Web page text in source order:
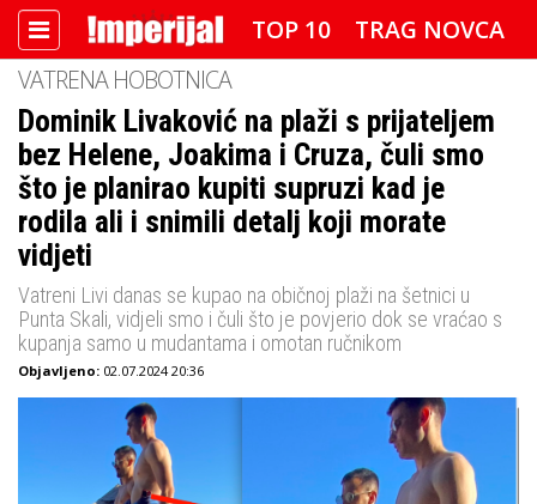
TOP 10
TRAG NOVCA
DETEKTOR
FOTO SPECIJAL
IMPERIJAL VIDEO
RADAR
IMPERIJAL & FREETIME
IMPERIJALOVE POZNATE FACE
VATRENA HOBOTNICA
Dominik Livaković na plaži s prijateljem
bez Helene, Joakima i Cruza, čuli smo
što je planirao kupiti supruzi kad je
rodila ali i snimili detalj koji morate
vidjeti
Vatreni Livi danas se kupao na običnoj plaži na šetnici u
Punta Skali, vidjeli smo i čuli što je povjerio dok se vraćao s
kupanja samo u mudantama i omotan ručnikom
Objavljeno: 02.07.2024 20:36